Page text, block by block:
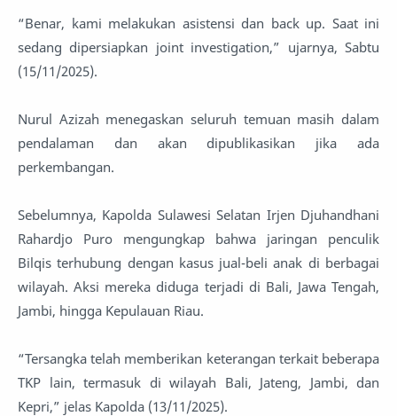
“Benar, kami melakukan asistensi dan back up. Saat ini
sedang dipersiapkan joint investigation,” ujarnya, Sabtu
(15/11/2025).
Nurul Azizah menegaskan seluruh temuan masih dalam
pendalaman dan akan dipublikasikan jika ada
perkembangan.
Sebelumnya, Kapolda Sulawesi Selatan Irjen Djuhandhani
Rahardjo Puro mengungkap bahwa jaringan penculik
Bilqis terhubung dengan kasus jual-beli anak di berbagai
wilayah. Aksi mereka diduga terjadi di Bali, Jawa Tengah,
Jambi, hingga Kepulauan Riau.
“Tersangka telah memberikan keterangan terkait beberapa
TKP lain, termasuk di wilayah Bali, Jateng, Jambi, dan
Kepri,” jelas Kapolda (13/11/2025).